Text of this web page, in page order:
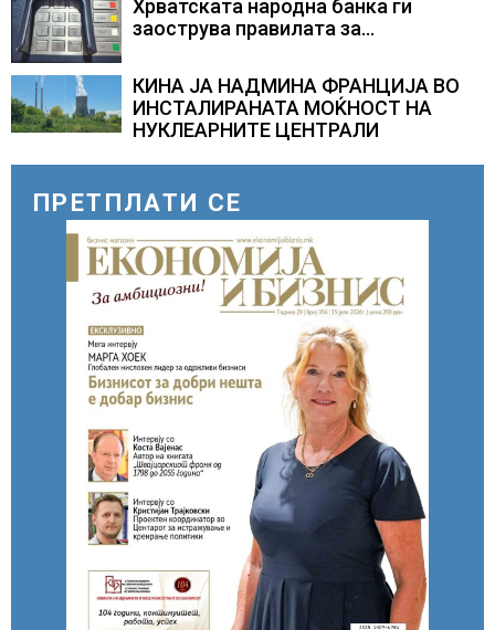
Хрватската народна банка ги
заострува правилата за
зголемени ризици во финансискиот
систем
КИНА ЈА НАДМИНА ФРАНЦИЈА ВО
ИНСТАЛИРАНАТА МОЌНОСТ НА
НУКЛЕАРНИТЕ ЦЕНТРАЛИ
ПРЕТПЛАТИ СЕ